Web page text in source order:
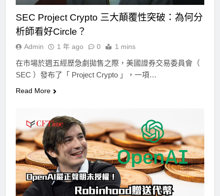
SEC Project Crypto 三大顛覆性突破：為何分
析師看好Circle？
Admin 1 年 ago 0 1 mins
在市場於週五經歷急劇拋售之際，美國證券交易委員會（
SEC ）發布了「 Project Crypto 」，一項…
Read More